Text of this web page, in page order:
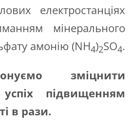
електростанціях
мінерального
амонію (NH4)2SO4.
зміцнити
підвищенням
в рази.